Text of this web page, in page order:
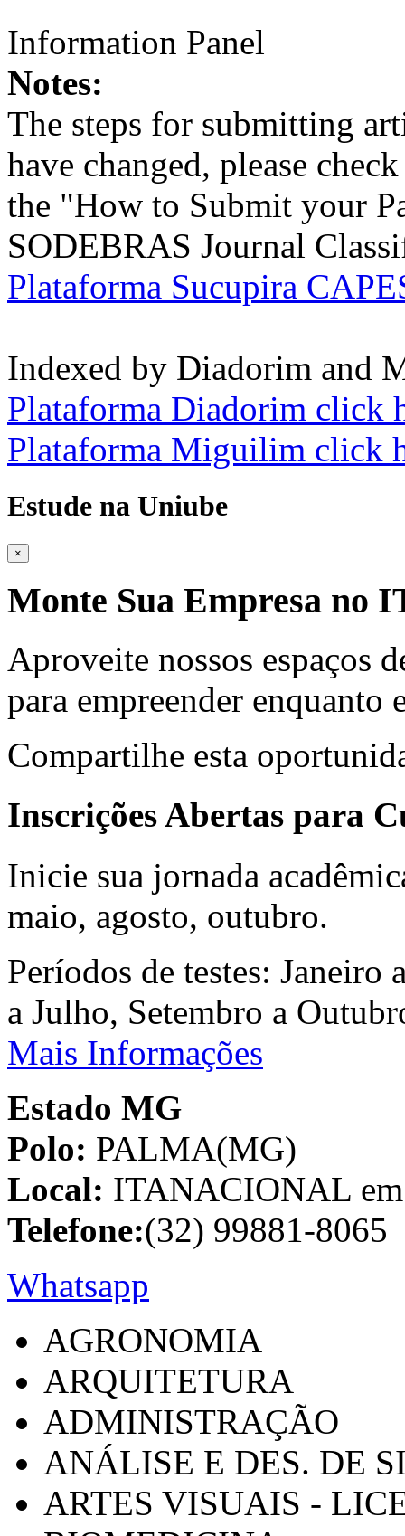
Information Panel
Notes:
The steps for submitting
have changed, please
the "How to Submit your
SODEBRAS Journal
Plataforma Sucupira
Indexed by Diadorim and
Plataforma Diadorim click
Plataforma Miguilim click
Estude na Uniube
×
Monte Sua Empresa no
Aproveite nossos espaços
para empreender enquanto
Compartilhe esta
Inscrições Abertas para
Inicie sua jornada
maio, agosto, outubro.
Períodos de testes:
a Julho, Setembro a
Mais Informações
Estado MG
Polo: PALMA(MG)
Local: ITANACIONAL
Telefone:(32) 99881-8065
Whatsapp
AGRONOMIA
ARQUITETURA
ADMINISTRAÇÃO
ANÁLISE E DES. DE
ARTES VISUAIS -